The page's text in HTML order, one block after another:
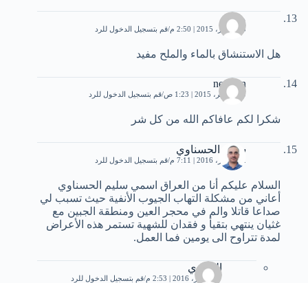
مفتاح
23 أكتوبر، 2015 | 2:50 م قم بتسجيل الدخول للرد
هل اﻻستنشاق بالماء والملح مفيد
nesreen
20 نوفمبر، 2015 | 1:23 ص قم بتسجيل الدخول للرد
شكرا لكم عافاكم الله من كل شر
سليم الحسناوي
22 أكتوبر، 2016 | 7:11 م قم بتسجيل الدخول للرد
السلام عليكم أنا من العراق اسمي سليم الحسناوي
أعاني من مشكلة التهاب الجيوب الأنفية حيث تسبب لي
صداعا قاتلا والم في محجر العين ومنطقة الجبين مع
غثيان ينتهي بتقيأ و فقدان للشهية تستمر هذه الأعراض
لمدة تتراوح الى يومين فما العمل.
البخاري
27 أكتوبر، 2016 | 2:53 م قم بتسجيل الدخول للرد